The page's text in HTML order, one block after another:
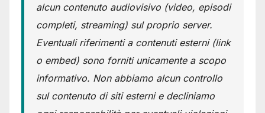
alcun contenuto audiovisivo (video, episodi
completi, streaming) sul proprio server.
Eventuali riferimenti a contenuti esterni (link
o embed) sono forniti unicamente a scopo
informativo. Non abbiamo alcun controllo
sul contenuto di siti esterni e decliniamo